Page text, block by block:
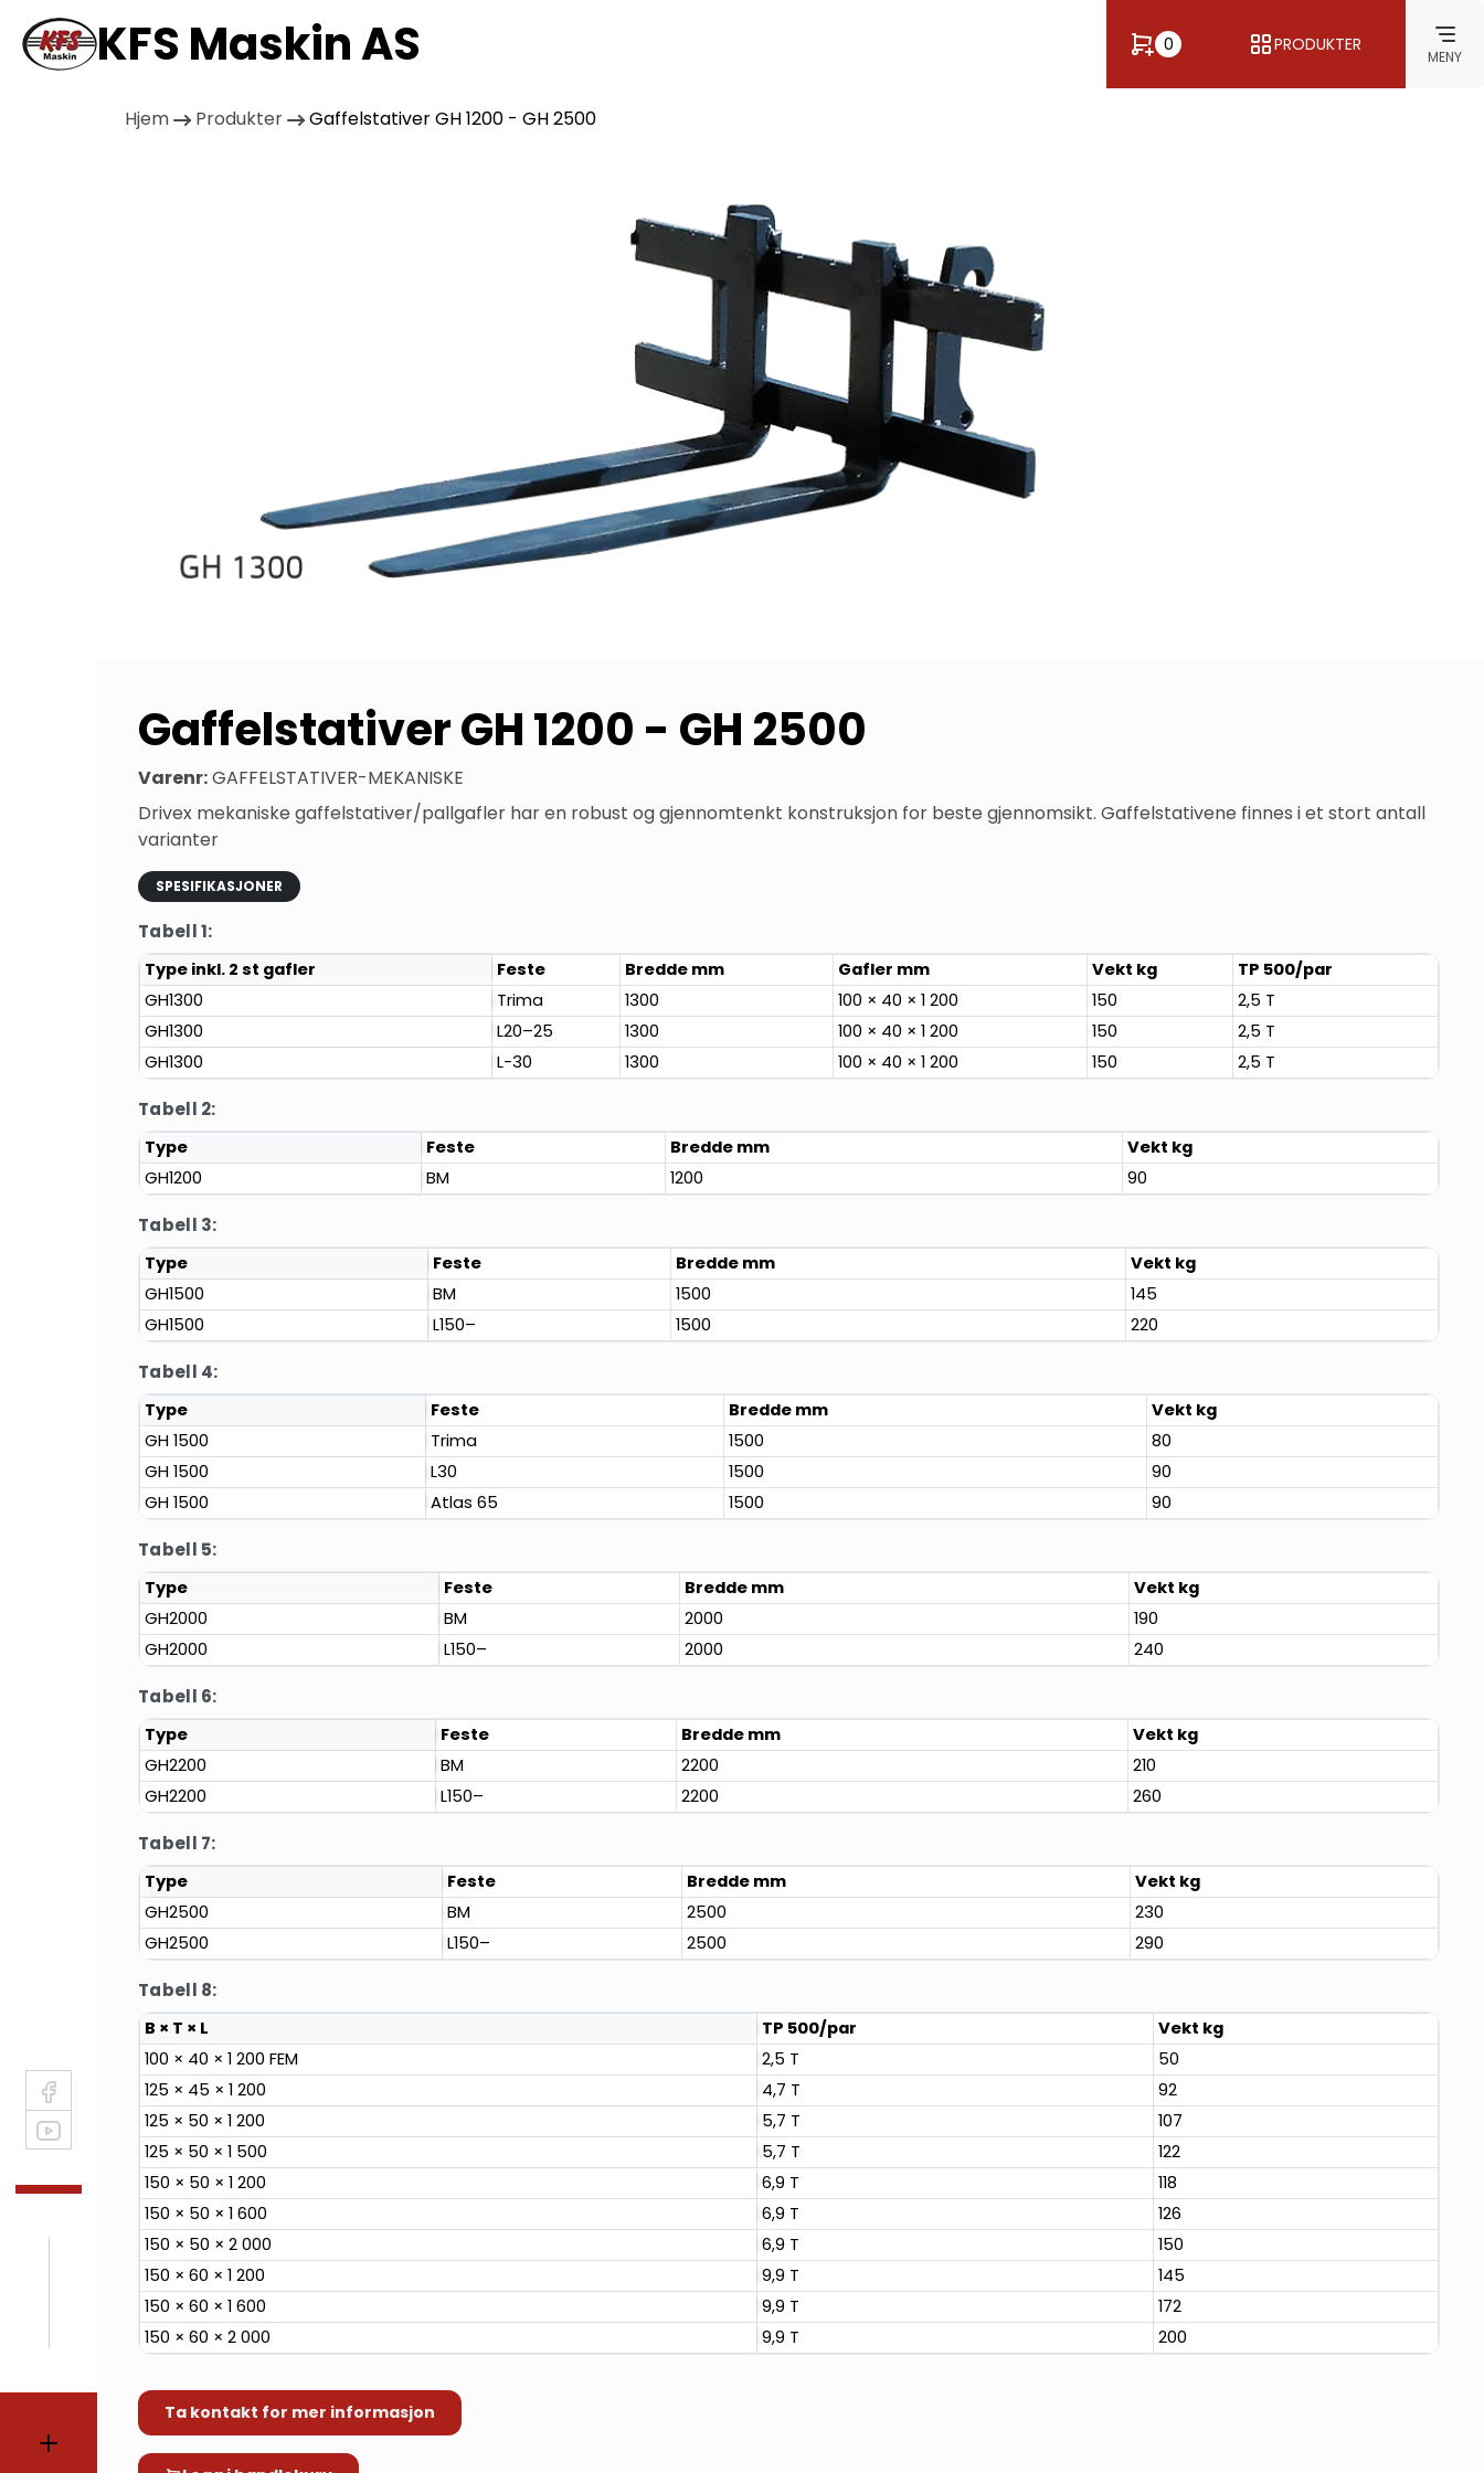
KFS Maskin AS 0 PRODUKTER
MENY
Hjem Produkter Gaffelstativer GH 1200 - GH 2500
Gaffelstativer GH 1200 - GH 2500
Varenr:GAFFELSTATIVER-MEKANISKE
Drivex mekaniske gaffelstativer/pallgafler har en robust og gjennomtenkt konstruksjon for beste gjennomsikt. Gaffelstativene finnes i et stort antall
varianter
SPESIFIKASJONER
Tabell 1:
Type inkl. 2 st gafler Feste Bredde mm Gafler mm Vekt kg
TP 500/par
GH1300
Trima 1300 100 × 40 × 1 200 150
2,5 T
GH1300
L20–25 1300 100 × 40 × 1 200 150
2,5 T
GH1300
L-30 1300 100 × 40 × 1 200 150 2,5 T
Tabell 2:
Type Feste Bredde mm
Vekt kg
GH1200
BM 1200 90
Tabell 3:
Type Feste Bredde mm
Vekt kg
GH1500
BM 1500
145
GH1500
L150– 1500 220
Tabell 4:
Type Feste Bredde mm
Vekt kg
GH 1500
Trima 1500
80
GH 1500
L30 1500
90
GH 1500
Atlas 65 1500 90
Tabell 5:
Type Feste Bredde mm
Vekt kg
GH2000
BM 2000
190
GH2000
L150– 2000 240
Tabell 6:
Type Feste Bredde mm
Vekt kg
GH2200
BM 2200
210
GH2200
L150– 2200 260
Tabell 7:
Type Feste Bredde mm
Vekt kg
GH2500
BM 2500
230
GH2500
L150– 2500 290
Tabell 8:
B × T × L TP 500/par
Vekt kg
100 × 40 × 1 200 FEM
2,5 T
50
125 × 45 × 1 200
4,7 T
92
125 × 50 × 1 200
5,7 T
107
125 × 50 × 1 500
5,7 T
122
150 × 50 × 1 200
6,9 T
118
150 × 50 × 1 600
6,9 T
126
150 × 50 × 2 000
6,9 T
150
150 × 60 × 1 200
9,9 T
145
150 × 60 × 1 600
9,9 T
172
150 × 60 × 2 000
9,9 T 200
Ta kontakt for mer informasjon